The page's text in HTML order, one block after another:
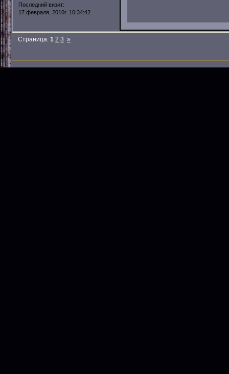
Последний визит:
17 февраля, 2010г. 10:34:42
Страница:1 2 3 »